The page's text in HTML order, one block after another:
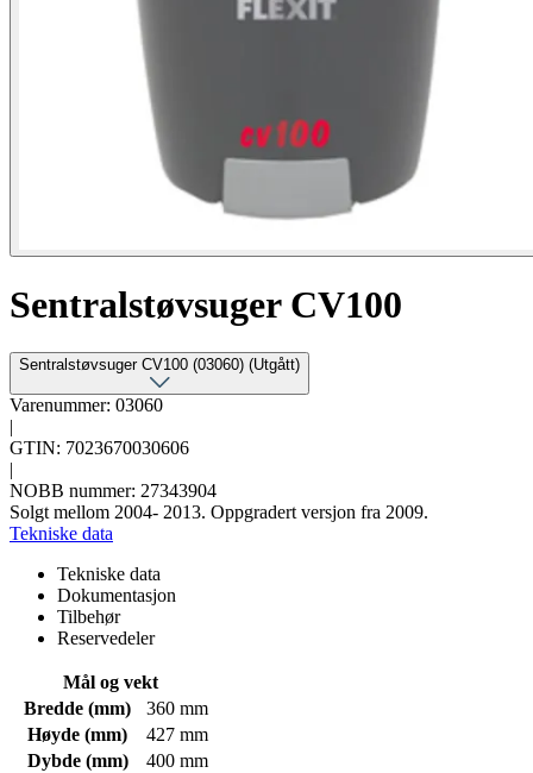
Sentralstøvsuger CV100
Sentralstøvsuger CV100 (03060) (Utgått)
Varenummer: 03060
|
GTIN: 7023670030606
|
NOBB nummer: 27343904
Solgt mellom 2004- 2013. Oppgradert versjon fra 2009.
Tekniske data
Tekniske data
Dokumentasjon
Tilbehør
Reservedeler
Mål og vekt
Bredde (mm)
360 mm
Høyde (mm)
427 mm
Dybde (mm)
400 mm